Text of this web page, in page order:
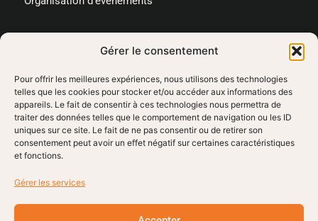
Gérer le consentement
Pour offrir les meilleures expériences, nous utilisons des technologies
telles que les cookies pour stocker et/ou accéder aux informations des
appareils. Le fait de consentir à ces technologies nous permettra de
traiter des données telles que le comportement de navigation ou les ID
uniques sur ce site. Le fait de ne pas consentir ou de retirer son
consentement peut avoir un effet négatif sur certaines caractéristiques
et fonctions.
Gérer les services
contact@blvu.fr
02 72 47 18 17
4 Square du Puits Anceau 49000, Angers
Lundi au Vendredi, 9h - 18h